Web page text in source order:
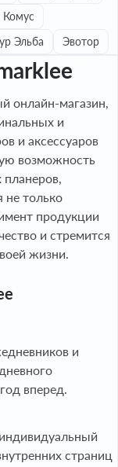
Комус
Эльба Эвотор
онлайн-магазин,
и
и аксессуаров
возможность
планеров,
не только
продукции
и стремится
жизни.
и
вперед.
страниц